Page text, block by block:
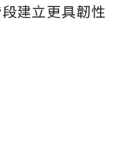
建立更具韌性